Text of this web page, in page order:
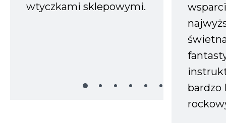
wtyczkami sklepowymi.
bardzo